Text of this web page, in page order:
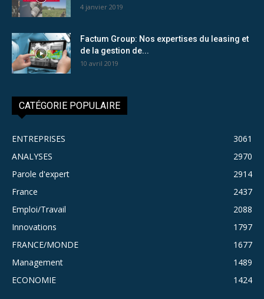
4 janvier 2019
Factum Group: Nos expertises du leasing et
de la gestion de...
10 avril 2019
CATÉGORIE POPULAIRE
ENTREPRISES
3061
ANALYSES
2970
Parole d'expert
2914
France
2437
Emploi/Travail
2088
Innovations
1797
FRANCE/MONDE
1677
Management
1489
ECONOMIE
1424